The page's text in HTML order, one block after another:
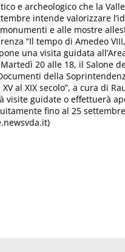
e archeologico che la
intende valorizzare
e alle mostre
“Il tempo di Amedeo
una visita guidata
20 alle 18, il Salone
della
al XIX secolo”, a cura di
guidate o effettuerà
fino al 25